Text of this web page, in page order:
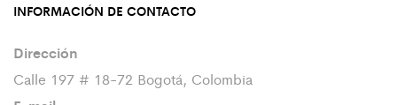
INFORMACIÓN DE CONTACTO
Dirección
Calle 197 # 18-72 Bogotá, Colombia